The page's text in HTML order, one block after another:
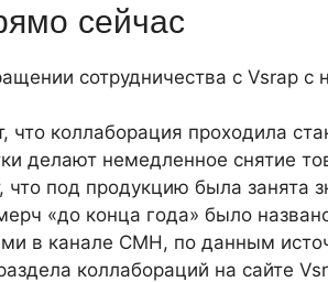
сейчас
сотрудничества с Vsrap с
что коллаборация проходила
делают немедленное снятие
под продукцию была занята
«до конца года» было
в канале CMH, по данным
коллабораций на сайте